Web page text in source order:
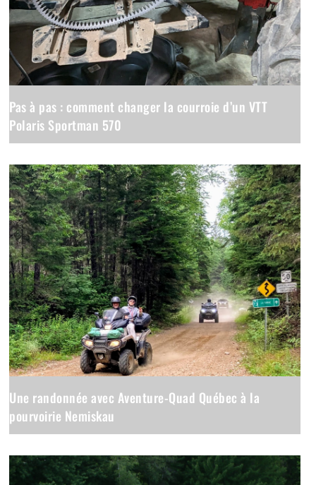
Pas à pas : comment changer la courroie d’un VTT
Polaris Sportman 570
Une randonnée avec Aventure-Quad Québec à la
pourvoirie Nemiskau